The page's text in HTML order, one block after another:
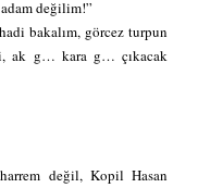
adam değilim!”
bakalım, görcez turpun
ak g… kara g… çıkacak
değil, Kopil Hasan